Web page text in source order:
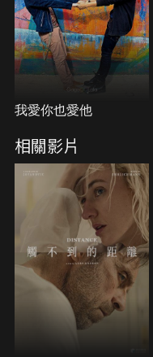
我愛你也愛他
相關影片